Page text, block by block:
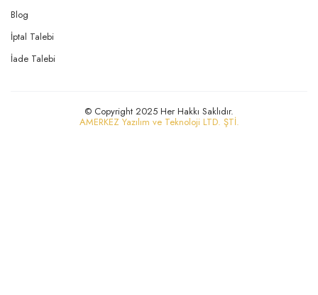
Blog
İptal Talebi
İade Talebi
© Copyright 2025 Her Hakkı Saklıdır.
AMERKEZ Yazılım ve Teknoloji LTD. ŞTİ.